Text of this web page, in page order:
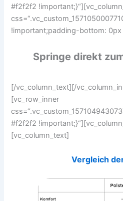
#f2f2f2
!important;padding-bottom: 0px
Springe direkt
[/vc_column_text][/
[vc_row_inner
#f2f2f2
[vc_column_text]
Vergleich